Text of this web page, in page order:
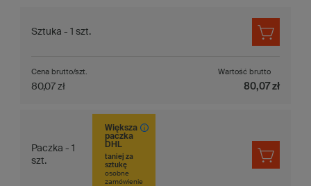
Sztuka - 1 szt.
Cena brutto/szt.
80,07 zł
Wartość brutto
80,07 zł
Paczka - 1
szt.
Większa
paczka
DHL
taniej za
sztukę
osobne
zamówienie